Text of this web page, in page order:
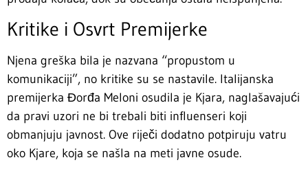
Kritike i Osvrt Premijerke
Njena greška bila je nazvana “propustom u
komunikaciji”, no kritike su se nastavile. Italijanska
premijerka Đorđa Meloni osudila je Kjara, naglašavajući
da pravi uzori ne bi trebali biti influenseri koji
obmanjuju javnost. Ove riječi dodatno potpiruju vatru
oko Kjare, koja se našla na meti javne osude.